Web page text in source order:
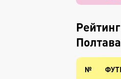
Полтава
№